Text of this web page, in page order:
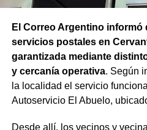
El Correo Argentino informó
servicios postales en
garantizada mediante
y cercanía operativa. Según
la localidad el servicio
Autoservicio El Abuelo,
Desde allí, los vecinos y